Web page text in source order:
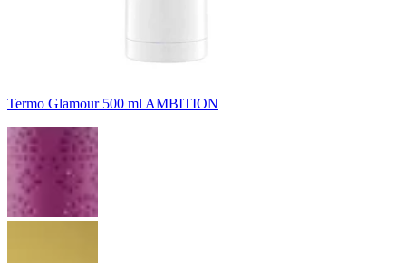
Termo Glamour 500 ml AMBITION